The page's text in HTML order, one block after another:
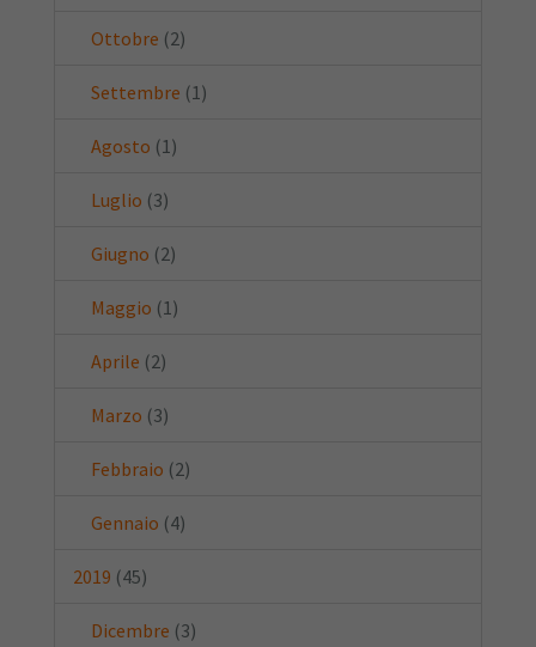
Ottobre (2)
Settembre (1)
Agosto (1)
Luglio (3)
Giugno (2)
Maggio (1)
Aprile (2)
Marzo (3)
Febbraio (2)
Gennaio (4)
2019 (45)
Dicembre (3)